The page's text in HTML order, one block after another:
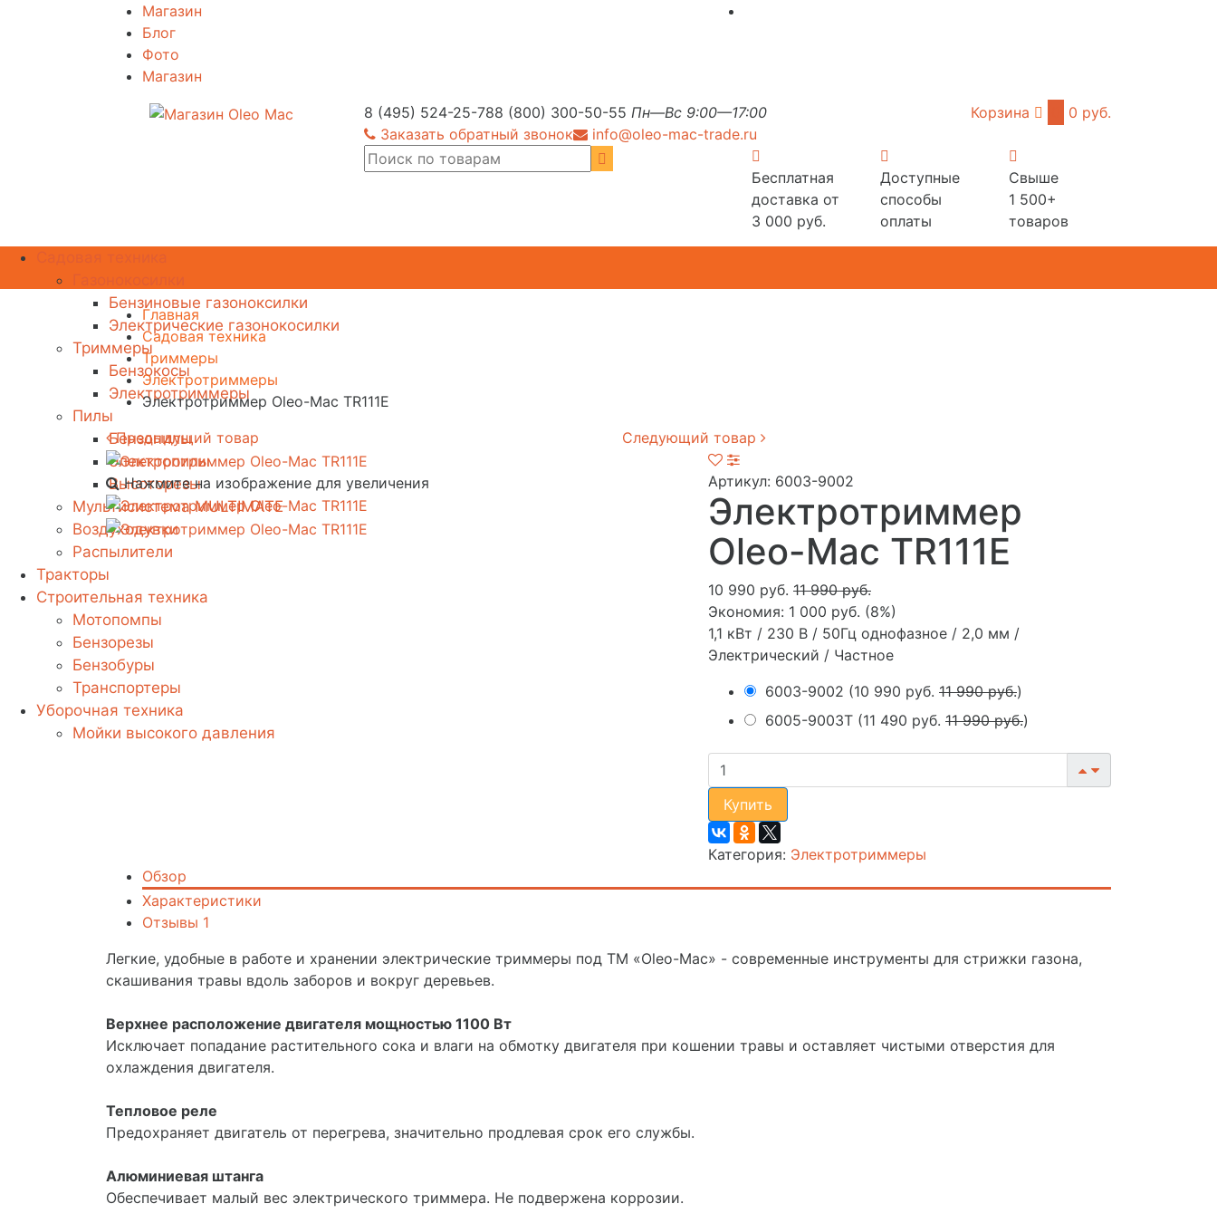
Магазин
Блог
Фото
Магазин
8 (495) 524-25-788 (800) 300-50-55 Пн—Вс 9:00—17:00
Заказать обратный звонок
info@oleo-mac-trade.ru
Корзина 0 руб.
Бесплатная
доставка от
3 000 руб.
Доступные
способы
оплаты
Свыше
1 500+
товаров
Бензиновые газоноксилки
Электрические газонокосилки
Триммеры
Бензокосы
Электротриммеры
Пилы
Бензопилы
Электропилы
Высоторезы
Мультисистема MULTIMATE
Воздуходувки
Распылители
Тракторы
Строительная техника
Мотопомпы
Бензорезы
Бензобуры
Транспортеры
Уборочная техника
Мойки высокого давления
Главная
Садовая техника
Триммеры
Электротриммеры
Электротриммер Oleo-Mac TR111E
Предыдущий товар
Следующий товар
Нажмите на изображение для увеличения Артикул: 6003-9002
Электротриммер
Oleo-Mac TR111E
10 990 руб. 11 990 руб.
Экономия: 1 000 руб. (8%)
1,1 кВт / 230 В / 50Гц однофазное / 2,0 мм /
Электрический / Частное
6003-9002 (10 990 руб. 11 990 руб.)
6005-9003T (11 490 руб. 11 990 руб.)
Купить
Категория: Электротриммеры
Обзор
Характеристики
Отзывы 1
Легкие, удобные в работе и хранении электрические триммеры под ТМ «Oleo-Mac» - современные инструменты для стрижки газона,
скашивания травы вдоль заборов и вокруг деревьев.
Верхнее расположение двигателя мощностью 1100 Вт
Исключает попадание растительного сока и влаги на обмотку двигателя при кошении травы и оставляет чистыми отверстия для
охлаждения двигателя.
Тепловое реле
Предохраняет двигатель от перегрева, значительно продлевая срок его службы.
Алюминиевая штанга
Обеспечивает малый вес электрического триммера. Не подвержена коррозии.